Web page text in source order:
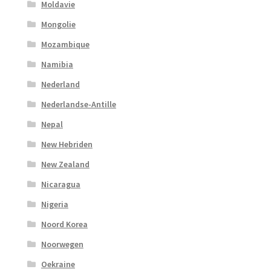
Moldavie
Mongolie
Mozambique
Namibia
Nederland
Nederlandse-Antille
Nepal
New Hebriden
New Zealand
Nicaragua
Nigeria
Noord Korea
Noorwegen
Oekraine